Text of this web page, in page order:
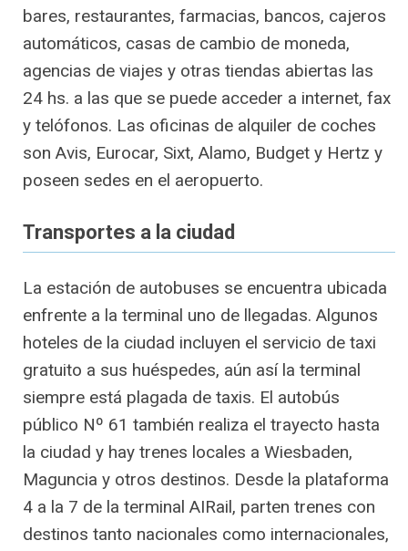
bares, restaurantes, farmacias, bancos, cajeros
automáticos, casas de cambio de moneda,
agencias de viajes y otras tiendas abiertas las
24 hs. a las que se puede acceder a internet, fax
y telófonos. Las oficinas de alquiler de coches
son Avis, Eurocar, Sixt, Alamo, Budget y Hertz y
poseen sedes en el aeropuerto.
Transportes a la ciudad
La estación de autobuses se encuentra ubicada
enfrente a la terminal uno de llegadas. Algunos
hoteles de la ciudad incluyen el servicio de taxi
gratuito a sus huéspedes, aún así la terminal
siempre está plagada de taxis. El autobús
público Nº 61 también realiza el trayecto hasta
la ciudad y hay trenes locales a Wiesbaden,
Maguncia y otros destinos. Desde la plataforma
4 a la 7 de la terminal AIRail, parten trenes con
destinos tanto nacionales como internacionales,